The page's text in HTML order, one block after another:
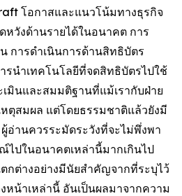
โอกาสและแนวโน้มทางธุรกิจ
หวังด้านรายได้ในอนาคต การ
การดำเนินการด้านสิทธิบัตร
รนำเทคโนโลยีที่จดสิทธิบัตรไปใช้
มินและสมมติฐานที่แม้เรากับฝ่าย
ตุสมผล แต่โดยธรรมชาติแล้วยังมี
อ่านควรระมัดระวังที่จะไม่พึ่งพา
ปในอนาคตเหล่านี้มากเกินไป
กต่างอย่างมีนัยสำคัญจากที่ระบุไว้
น้าเหล่านี้ อันเป็นผลมาจากความ